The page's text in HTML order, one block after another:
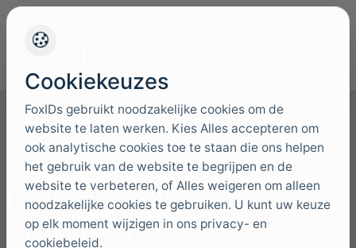
EUROPESE IDENTITEITSINFRASTRUCTUUR
Beveilig elke
applicatiezonder de
Cookiekeuzes
FoxIDs gebruikt noodzakelijke cookies om de
website te laten werken. Kies Alles accepteren om
ook analytische cookies toe te staan die ons helpen
het gebruik van de website te begrijpen en de
website te verbeteren, of Alles weigeren om alleen
noodzakelijke cookies te gebruiken. U kunt uw keuze
op elk moment wijzigen in ons privacy- en
cookiebeleid.